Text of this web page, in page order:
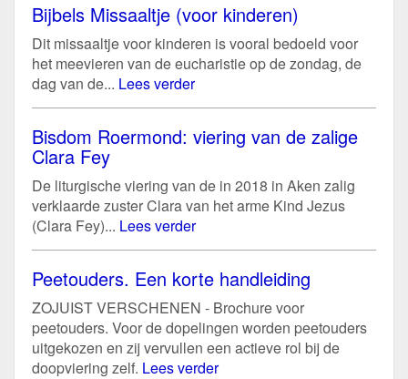
Bijbels Missaaltje (voor kinderen)
Dit missaaltje voor kinderen is vooral bedoeld voor
het meevieren van de eucharistie op de zondag, de
dag van de... Lees verder
Bisdom Roermond: viering van de zalige
Clara Fey
De liturgische viering van de in 2018 in Aken zalig
verklaarde zuster Clara van het arme Kind Jezus
(Clara Fey)... Lees verder
Peetouders. Een korte handleiding
ZOJUIST VERSCHENEN - Brochure voor
peetouders. Voor de dopelingen worden peetouders
uitgekozen en zij vervullen een actieve rol bij de
doopviering zelf. Lees verder